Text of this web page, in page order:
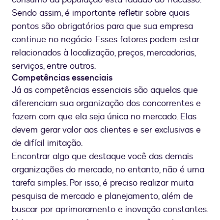
Sendo assim, é importante refletir sobre quais
pontos são obrigatórios para que sua empresa
continue no negócio. Esses fatores podem estar
relacionados à localização, preços, mercadorias,
serviços, entre outros.
Competências essenciais
Já as competências essenciais são aquelas que
diferenciam sua organização dos concorrentes e
fazem com que ela seja única no mercado. Elas
devem gerar valor aos clientes e ser exclusivas e
de difícil imitação.
Encontrar algo que destaque você das demais
organizações do mercado, no entanto, não é uma
tarefa simples. Por isso, é preciso realizar muita
pesquisa de mercado e planejamento, além de
buscar por aprimoramento e inovação constantes.